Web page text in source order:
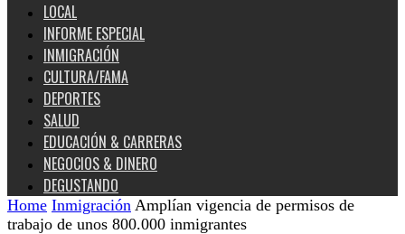
LOCAL
INFORME ESPECIAL
INMIGRACIÓN
CULTURA/FAMA
DEPORTES
SALUD
EDUCACIÓN & CARRERAS
NEGOCIOS & DINERO
DEGUSTANDO
Home Inmigración Amplían vigencia de permisos de
trabajo de unos 800.000 inmigrantes